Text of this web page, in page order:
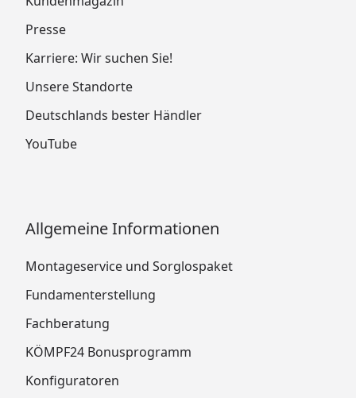
Presse
Karriere: Wir suchen Sie!
Unsere Standorte
Deutschlands bester Händler
YouTube
Allgemeine Informationen
Montageservice und Sorglospaket
Fundamenterstellung
Fachberatung
KÖMPF24 Bonusprogramm
Konfiguratoren